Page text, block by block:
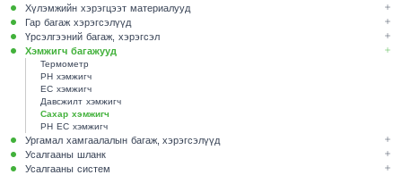
Хүлэмжийн хэрэгцээт материалууд
Гар багаж хэрэгсэлүүд
Үрсэлгээний багаж, хэрэгсэл
Хэмжигч багажууд
Термометр
PH хэмжигч
EC хэмжигч
Давсжилт хэмжигч
Сахар хэмжигч
PH EC хэмжигч
Ургамал хамгаалалын багаж, хэрэгсэлүүд
Усалгааны шланк
Усалгааны систем